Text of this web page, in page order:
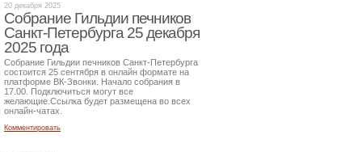
20 декабря 2025
Собрание Гильдии печников
Санкт-Петербурга 25 декабря
2025 года
Собрание Гильдии печников Санкт-Петербурга
состоится 25 сентября в онлайн формате на
платформе ВК-Звонки. Начало собрания в
17.00. Подключиться могут все
желающие.Ссылка будет размещена во всех
онлайн-чатах.
Комментировать